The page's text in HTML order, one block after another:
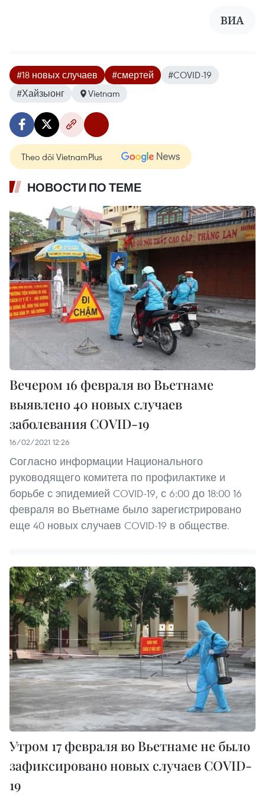
ВИА
#18 новых случаев #смертей
#COVID-19
#Хайзыонг
Vietnam
Theo dõi VietnamPlus
НОВОСТИ ПО ТЕМЕ
Вечером 16 февраля во Вьетнаме
выявлено 40 новых случаев
заболевания COVID-19
16/02/2021 12:26
Согласно информации Национального
руководящего комитета по профилактике и
борьбе с эпидемией COVID-19, с 6:00 до 18:00 16
февраля во Вьетнаме было зарегистрировано
еще 40 новых случаев COVID-19 в обществе.
Утром 17 февраля во Вьетнаме не было
зафиксировано новых случаев COVID-
19